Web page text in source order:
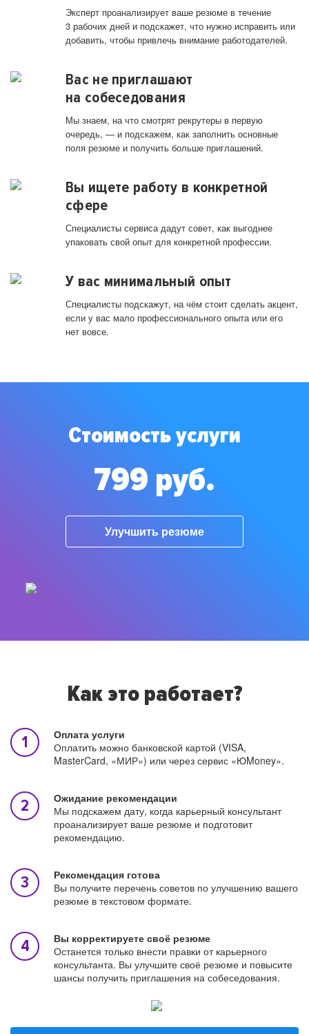
Эксперт проанализирует ваше резюме в течение
3 рабочих дней и подскажет, что нужно исправить или
добавить, чтобы привлечь внимание работодателей.
Вас не приглашают
на собеседования
Мы знаем, на что смотрят рекрутеры в первую
очередь, — и подскажем, как заполнить основные
поля резюме и получить больше приглашений.
Вы ищете работу в конкретной
сфере
Специалисты сервиса дадут совет, как выгоднее
упаковать свой опыт для конкретной профессии.
У вас минимальный опыт
Специалисты подскажут, на чём стоит сделать акцент,
если у вас мало профессионального опыта или его
нет вовсе.
Стоимость услуги
799 руб.
Улучшить резюме
Как это работает?
Оплата услуги
Оплатить можно банковской картой (VISA,
MasterCard, «МИР») или через сервис «ЮMoney».
Ожидание рекомендации
Мы подскажем дату, когда карьерный консультант
проанализирует ваше резюме и подготовит
рекомендацию.
Рекомендация готова
Вы получите перечень советов по улучшению вашего
резюме в текстовом формате.
Вы корректируете своё резюме
Останется только внести правки от карьерного
консультанта. Вы улучшите своё резюме и повысите
шансы получить приглашения на собеседования.